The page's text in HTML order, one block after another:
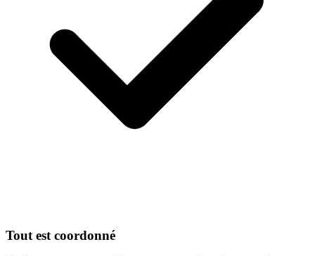
Tout est coordonné